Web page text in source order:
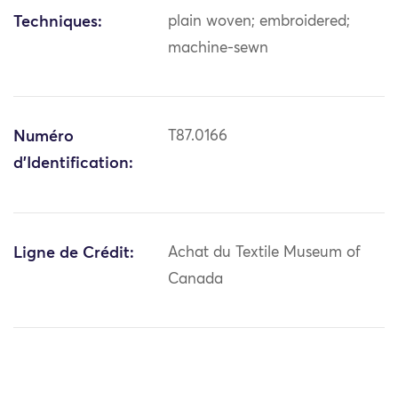
Techniques:
plain woven; embroidered;
machine-sewn
Numéro
d'Identification:
T87.0166
Ligne de Crédit:
Achat du Textile Museum of
Canada